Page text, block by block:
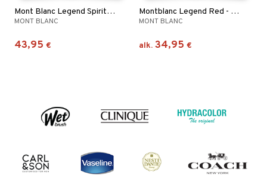
Mont Blanc Legend Spirit - Eau de toilette Spray
MONT BLANC
43,95 €
Montblanc Legend Red - Eau de parfum
MONT BLANC
alk. 34,95 €